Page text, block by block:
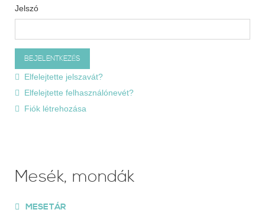
Jelszó
Elfelejtette jelszavát?
Elfelejtette felhasználónevét?
Fiók létrehozása
Mesék, mondák
MESETÁR